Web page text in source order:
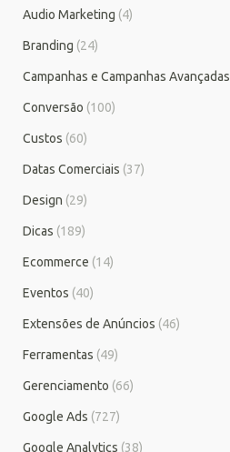
Audio Marketing (4)
Branding (24)
Campanhas e Campanhas Avançadas
Conversão (100)
Custos (60)
Datas Comerciais (37)
Design (29)
Dicas (189)
Ecommerce (14)
Eventos (40)
Extensões de Anúncios (46)
Ferramentas (49)
Gerenciamento (66)
Google Ads (727)
Google Analytics (38)